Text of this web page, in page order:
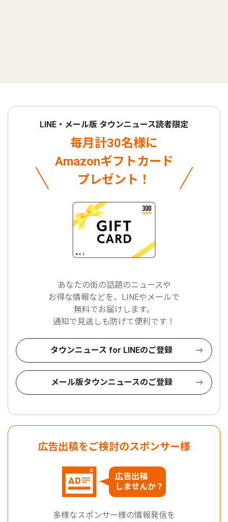
LINE・メール版 タウンニュース読者限定
毎月計30名様に
Amazonギフトカード
プレゼント！
あなたの街の話題のニュースや
お得な情報などを、LINEやメールで
無料でお届けします。
通知で見逃しも防げて便利です！
タウンニュース for LINEのご登録
メール版タウンニュースのご登録
広告出稿をご検討のスポンサー様
広告出稿
しませんか？
多様なスポンサー様の情報発信を